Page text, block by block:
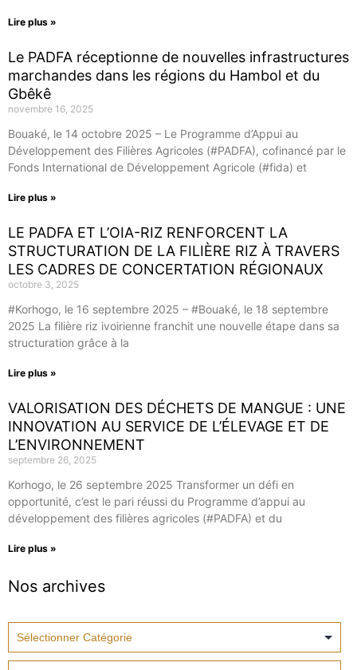
Lire plus »
Le PADFA réceptionne de nouvelles infrastructures
marchandes dans les régions du Hambol et du
Gbêkê
novembre 16, 2025
Bouaké, le 14 octobre 2025 – Le Programme d’Appui au
Développement des Filières Agricoles (#PADFA), cofinancé par le
Fonds International de Développement Agricole (#fida) et
Lire plus »
LE PADFA ET L’OIA-RIZ RENFORCENT LA
STRUCTURATION DE LA FILIÈRE RIZ À TRAVERS
LES CADRES DE CONCERTATION RÉGIONAUX
octobre 3, 2025
#Korhogo, le 16 septembre 2025 – #Bouaké, le 18 septembre
2025 La filière riz ivoirienne franchit une nouvelle étape dans sa
structuration grâce à la
Lire plus »
VALORISATION DES DÉCHETS DE MANGUE : UNE
INNOVATION AU SERVICE DE L’ÉLEVAGE ET DE
L’ENVIRONNEMENT
septembre 26, 2025
Korhogo, le 26 septembre 2025 Transformer un défi en
opportunité, c’est le pari réussi du Programme d’appui au
développement des filières agricoles (#PADFA) et du
Lire plus »
Nos archives